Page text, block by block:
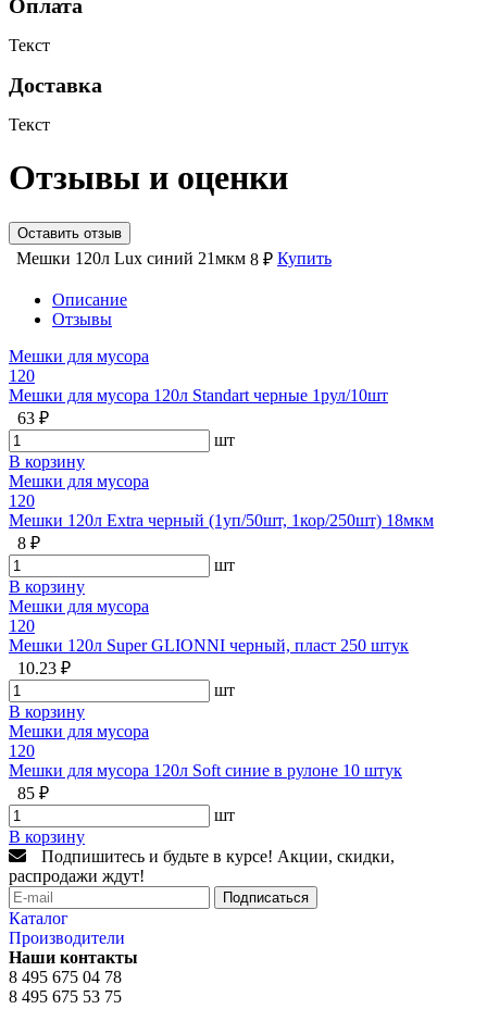
Оплата
Текст
Доставка
Текст
Отзывы и оценки
Оставить отзыв
Мешки 120л Lux синий 21мкм 8 ₽ Купить
Описание
Отзывы
Мешки для мусора
120
Мешки для мусора 120л Standart черные 1рул/10шт
63 ₽
шт
В корзину
Мешки для мусора
120
Мешки 120л Extra черный (1уп/50шт, 1кор/250шт) 18мкм
8 ₽
шт
В корзину
Мешки для мусора
120
Мешки 120л Super GLIONNI черный, пласт 250 штук
10.23 ₽
шт
В корзину
Мешки для мусора
120
Мешки для мусора 120л Soft синие в рулоне 10 штук
85 ₽
шт
В корзину
Подпишитесь и будьте в курсе! Акции, скидки,
распродажи ждут!
Подписаться
Каталог
Производители
Наши контакты
8 495 675 04 78
8 495 675 53 75